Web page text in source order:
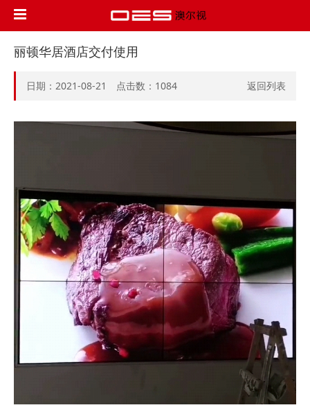
丽顿华居酒店交付使用
日期：2021-08-21 点击数： 1084 返回列表